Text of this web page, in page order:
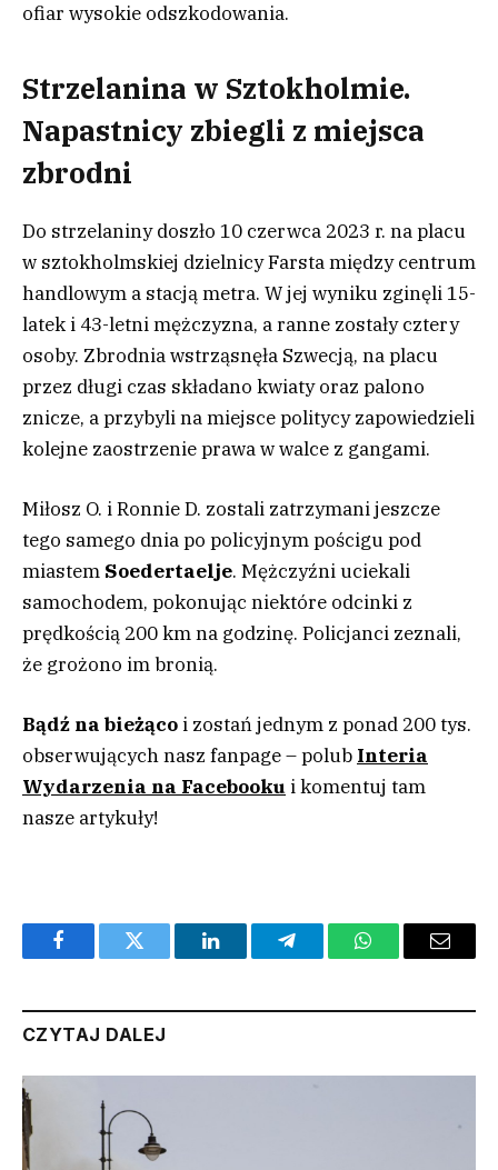
ofiar wysokie odszkodowania.
Strzelanina w Sztokholmie.
Napastnicy zbiegli z miejsca
zbrodni
Do strzelaniny doszło 10 czerwca 2023 r. na placu
w sztokholmskiej dzielnicy Farsta między centrum
handlowym a stacją metra. W jej wyniku zginęli 15-
latek i 43-letni mężczyzna, a ranne zostały cztery
osoby. Zbrodnia wstrząsnęła Szwecją, na placu
przez długi czas składano kwiaty oraz palono
znicze, a przybyli na miejsce politycy zapowiedzieli
kolejne zaostrzenie prawa w walce z gangami.
Miłosz O. i Ronnie D. zostali zatrzymani jeszcze
tego samego dnia po policyjnym pościgu pod
miastem Soedertaelje. Mężczyźni uciekali
samochodem, pokonując niektóre odcinki z
prędkością 200 km na godzinę. Policjanci zeznali,
że grożono im bronią.
Bądź na bieżąco i zostań jednym z ponad 200 tys.
obserwujących nasz fanpage – polub Interia
Wydarzenia na Facebooku i komentuj tam
nasze artykuły!
FacebookTwitter LinkedInTelegramWhatsAppEmail
CZYTAJ DALEJ